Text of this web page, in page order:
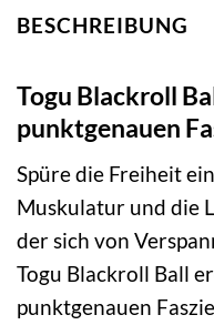
BESCHREIBUNG
Togu Blackroll
punktgenauen
Spüre die Freiheit
Muskulatur und die
der sich von
Togu Blackroll Ball
punktgenauen